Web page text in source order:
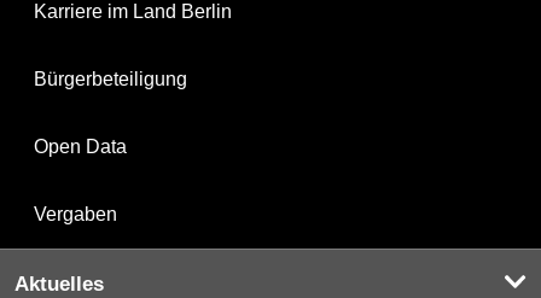
Karriere im Land Berlin
Bürgerbeteiligung
Open Data
Vergaben
Aktuelles